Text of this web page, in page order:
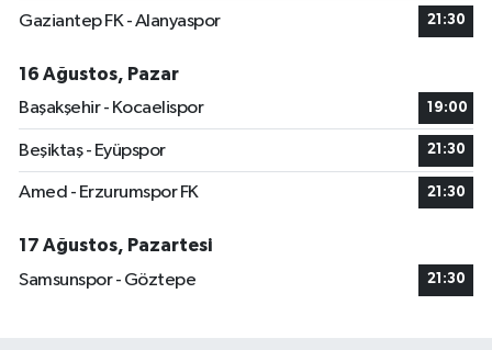
Gaziantep FK - Alanyaspor 21:30
16 Ağustos, Pazar
Başakşehir - Kocaelispor
19:00
Beşiktaş - Eyüpspor 21:30
Amed - Erzurumspor FK 21:30
17 Ağustos, Pazartesi
Samsunspor - Göztepe
21:30